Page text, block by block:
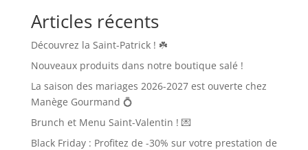
Articles récents
Découvrez la Saint-Patrick ! ☘️
Nouveaux produits dans notre boutique salé !
La saison des mariages 2026-2027 est ouverte chez
Manège Gourmand 💍
Brunch et Menu Saint-Valentin ! 💌
Black Friday : Profitez de -30% sur votre prestation de